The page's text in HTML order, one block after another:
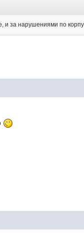
и за нарушениями по